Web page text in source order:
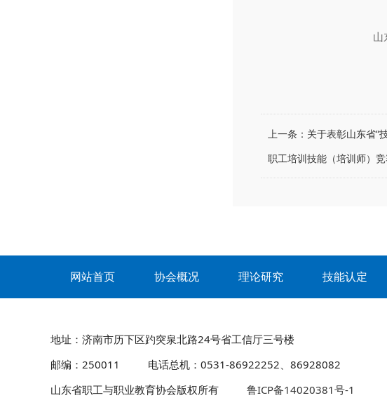
山东省职工教
2021年
上一条： 关于表彰山东省
职工培训技能（培训师）
网站首页 协会概况 理论研究 技能认定
地址：济南市历下区趵突泉北路24号省工信厅三号楼
邮编：250011
电话总机：0531-86922252、86928082
山东省职工与职业教育协会版权所有
鲁ICP备14020381号-1